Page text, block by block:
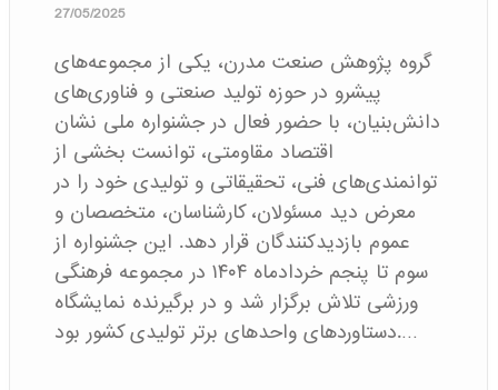
27/05/2025
گروه پژوهش صنعت مدرن، یکی از مجموعه‌های
پیشرو در حوزه تولید صنعتی و فناوری‌های
دانش‌بنیان، با حضور فعال در جشنواره ملی نشان
اقتصاد مقاومتی، توانست بخشی از
توانمندی‌های فنی، تحقیقاتی و تولیدی خود را در
معرض دید مسئولان، کارشناسان، متخصصان و
عموم بازدیدکنندگان قرار دهد. این جشنواره از
سوم تا پنجم خردادماه ۱۴۰۴ در مجموعه فرهنگی
ورزشی تلاش برگزار شد و در برگیرنده نمایشگاه
دستاوردهای واحدهای برتر تولیدی کشور بود.…